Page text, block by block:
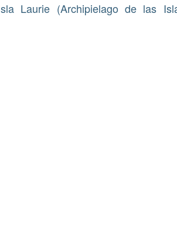
Laurie (Archipielago de las